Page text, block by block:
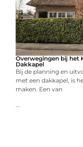
Overwegingen bij het
Dakkapel
Bij de planning en
met een dakkapel, is
maken. Een van
...